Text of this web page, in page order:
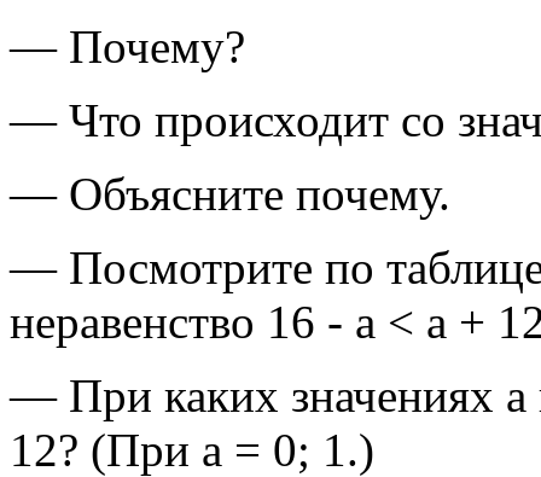
— Почему?
— Что происходит со
— Объясните почему.
— Посмотрите по
неравенство 16 - а < а +
— При каких значениях а
12? (При а = 0; 1.)